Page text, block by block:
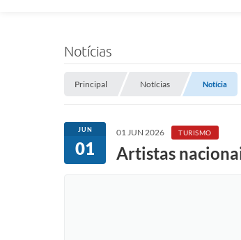
Notícias
Principal Notícias Notícia
JUN
01
01 JUN 2026 TURISMO
Artistas